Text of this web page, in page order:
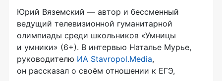
Юрий Вяземский — автор и бессменный
ведущий телевизионной гуманитарной
олимпиады среди школьников «Умницы
и умники» (6+). В интервью Наталье Мурье,
руководителю ИА Stavropol.Media,
он рассказал о своём отношении к ЕГЭ,